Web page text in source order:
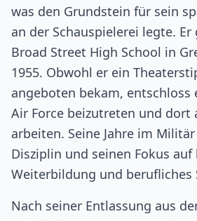
was den Grundstein für sein
an der Schauspielerei legte.
Broad Street High School in
1955. Obwohl er ein
angeboten bekam, entschloss
Air Force beizutreten und dort
arbeiten. Seine Jahre im
Disziplin und seinen Fokus auf
Weiterbildung und berufliches
Nach seiner Entlassung aus